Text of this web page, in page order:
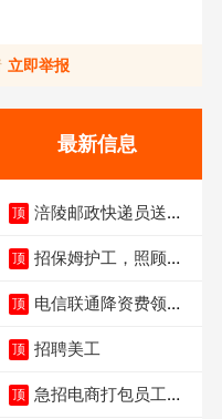
立即举报
最新信息
顶 涪陵邮政快递员送货
顶 招保姆护工，照顾病
顶 电信联通降资费领价
顶 招聘美工
顶 急招电商打包员工作